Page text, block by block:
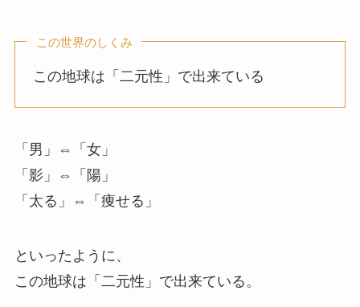
この世界のしくみ
この地球は「二元性」で出来ている
「男」⇔「女」
「影」⇔「陽」
「太る」⇔「痩せる」
といったように、
この地球は「二元性」で出来ている。